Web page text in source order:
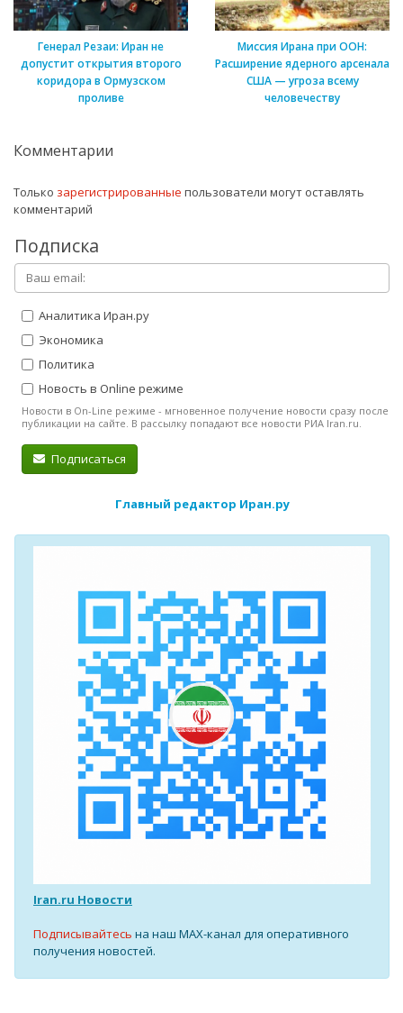
Генерал Резаи: Иран не
допустит открытия второго
коридора в Ормузском
проливе
Миссия Ирана при ООН:
Расширение ядерного арсенала
США — угроза всему
человечеству
Комментарии
Только зарегистрированные пользователи могут оставлять
комментарий
Подписка
Аналитика Иран.ру
Экономика
Политика
Новость в Online режиме
Новости в On-Line режиме - мгновенное получение новости сразу после
публикации на сайте. В рассылку попадают все новости РИА Iran.ru.
Подписаться
Главный редактор Иран.ру
Iran.ru Новости
Подписывайтесь на наш MAX-канал для оперативного
получения новостей.